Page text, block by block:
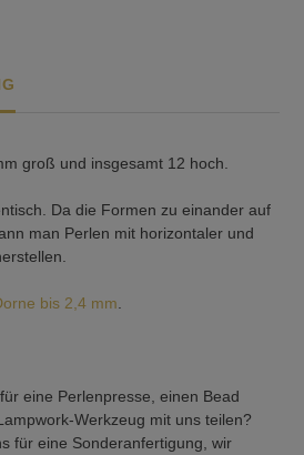
groß und insgesamt 12 hoch.
Da die Formen zu einander auf
man Perlen mit horizontaler und
bis 2,4 mm
eine Perlenpresse, einen Bead
Werkzeug mit uns teilen?
für eine Sonderanfertigung, wir